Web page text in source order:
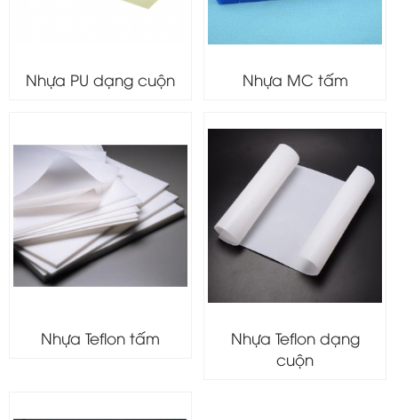
Nhựa PU dạng cuộn Nhựa MC tấm
Nhựa Teflon tấm
Nhựa Teflon dạng
cuộn